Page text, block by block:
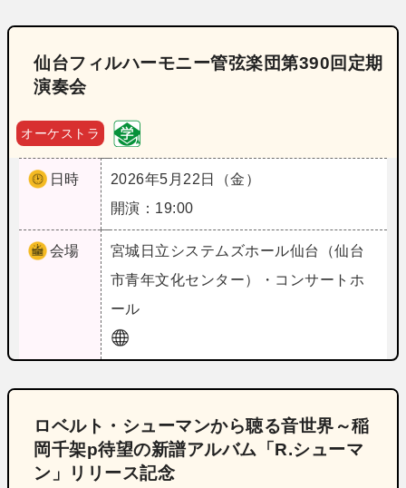
仙台フィルハーモニー管弦楽団第390回定期
演奏会
オーケストラ
日時
2026年5月22日（金）
開演：19:00
会場 宮城 日立システムズホール仙台（仙台
市青年文化センター）・コンサートホ
ール
ロベルト・シューマンから聴る音世界～稲
岡千架p待望の新譜アルバム「R.シューマ
ン」リリース記念